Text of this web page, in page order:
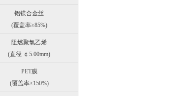
铝镁合金丝
(覆盖率≥85%)
阻燃聚氯乙烯
(直径 ￠5.00mm)
PET膜
(覆盖率≥150%)